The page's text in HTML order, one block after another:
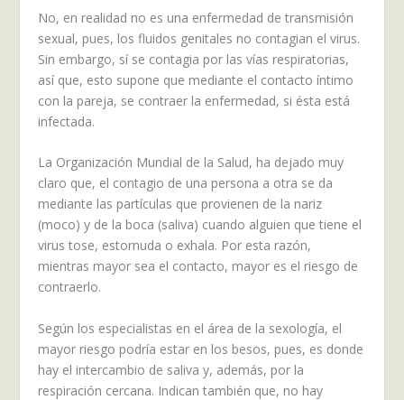
No, en realidad no es una enfermedad de transmisión
sexual, pues, los fluidos genitales no contagian el virus.
Sin embargo, sí se contagia por las vías respiratorias,
así que, esto supone que mediante el contacto íntimo
con la pareja, se contraer la enfermedad, si ésta está
infectada.
La Organización Mundial de la Salud, ha dejado muy
claro que, el contagio de una persona a otra se da
mediante las partículas que provienen de la nariz
(moco) y de la boca (saliva) cuando alguien que tiene el
virus tose, estornuda o exhala. Por esta razón,
mientras mayor sea el contacto, mayor es el riesgo de
contraerlo.
Según los especialistas en el área de la sexología, el
mayor riesgo podría estar en los besos, pues, es donde
hay el intercambio de saliva y, además, por la
respiración cercana. Indican también que, no hay